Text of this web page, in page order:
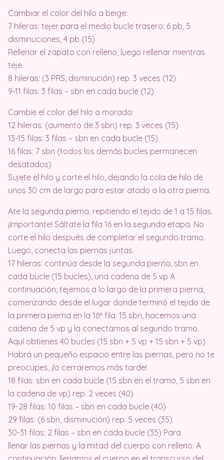
Cambiar el color del hilo a beige:
7 hileras: tejer para el medio bucle trasero: 6 pb, 5
disminuciones, 4 pb (15)
Rellenar el zapato con relleno, luego rellenar mientras
teje.
8 hileras: (3 PRS, disminución) rep. 3 veces (12)
9-11 filas: 3 filas – sbn en cada bucle (12)
Cambie el color del hilo a morado:
12 hileras: (aumento de 3 sbn) rep. 3 veces (15)
13-15 filas: 3 filas – sbn en cada bucle (15)
16 filas: 7 sbn (todos los demás bucles permanecen
desatados)
Sujete el hilo y corte el hilo, dejando la cola de hilo de
unos 30 cm de largo para estar atado a la otra pierna.
Ate la segunda pierna, repitiendo el tejido de 1 a 15 filas.
¡Importante! Sáltate la fila 16 en la segunda etapa. No
corte el hilo después de completar el segundo tramo.
Luego, conecta las piernas juntas.
17 hileras: continúa desde la segunda pierna, sbn en
cada bucle (15 bucles), una cadena de 5 vp A
continuación, tejemos a lo largo de la primera pierna,
comenzando desde el lugar donde terminó el tejido de
la primera pierna en la 16ª fila: 15 sbn, hacemos una
cadena de 5 vp y la conectamos al segundo tramo.
Aquí obtienes 40 bucles (15 sbn + 5 vp + 15 sbn + 5 vp)
Habrá un pequeño espacio entre las piernas, pero no te
preocupes, ¡lo cerraremos más tarde!
18 filas: sbn en cada bucle (15 sbn en el tramo, 5 sbn en
la cadena de vp) rep. 2 veces (40)
19-28 filas: 10 filas – sbn en cada bucle (40)
29 filas: (6 sbn, disminución) rep. 5 veces (35)
30-31 filas: 2 filas – sbn en cada bucle (35) Para
llenar las piernas y la mitad del cuerpo con relleno. A